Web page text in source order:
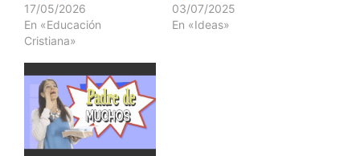
17/05/2026
En «Educación
Cristiana»
03/07/2025
En «Ideas»